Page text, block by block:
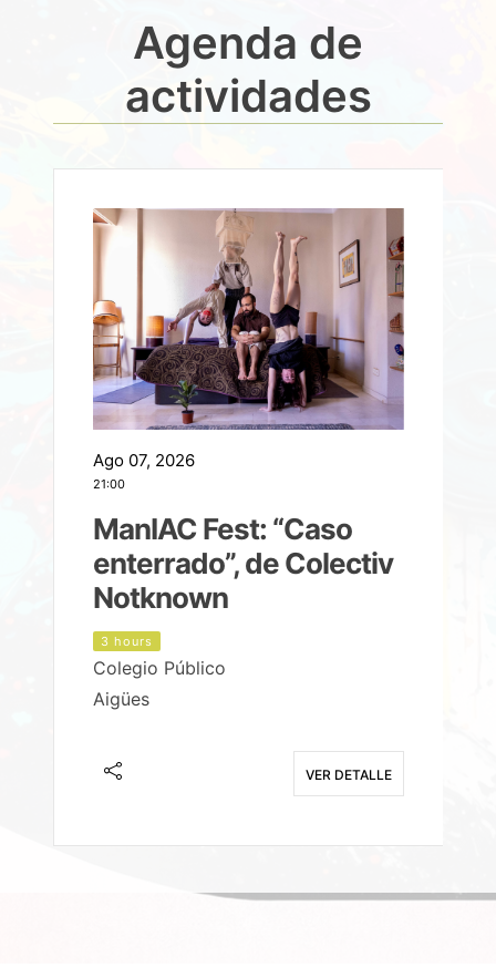
Agenda de
actividades
Ago 07, 2026
21:00
ManIAC Fest: “Caso
enterrado”, de Colectiv
Notknown
3 hours
Colegio Público
Aigües
VER DETALLE